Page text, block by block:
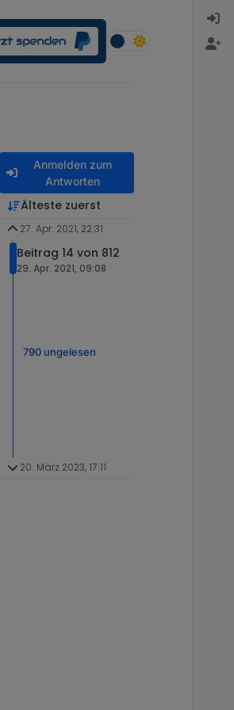
Anmelden zum
Antworten
Älteste zuerst
27. Apr. 2021, 22:31
Beitrag 14 von 812
29. Apr. 2021, 09:08
790 ungelesen
20. März 2023, 17:11